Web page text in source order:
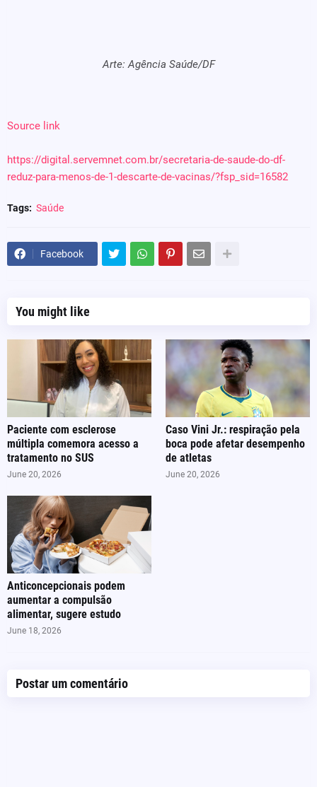
Arte: Agência Saúde/DF
Source link
https://digital.servemnet.com.br/secretaria-de-saude-do-df-
reduz-para-menos-de-1-descarte-de-vacinas/?fsp_sid=16582
Tags: Saúde
Facebook
You might like
Paciente com esclerose
múltipla comemora acesso a
tratamento no SUS
June 20, 2026
Caso Vini Jr.: respiração pela
boca pode afetar desempenho
de atletas
June 20, 2026
Anticoncepcionais podem
aumentar a compulsão
alimentar, sugere estudo
June 18, 2026
Postar um comentário